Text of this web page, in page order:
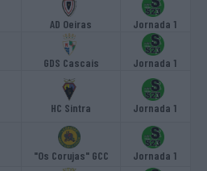
AD Oeiras
Jornada 1
GDS Cascais Jornada 1
HC Sintra Jornada 1
"Os Corujas" GCC Jornada 1